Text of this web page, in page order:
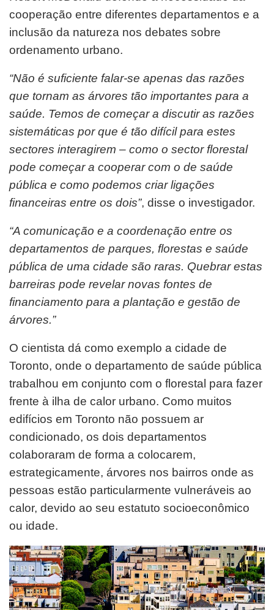
cooperação entre diferentes departamentos e a
inclusão da natureza nos debates sobre
ordenamento urbano.
“Não é suficiente falar-se apenas das razões
que tornam as árvores tão importantes para a
saúde. Temos de começar a discutir as razões
sistemáticas por que é tão difícil para estes
sectores interagirem – como o sector florestal
pode começar a cooperar com o de saúde
pública e como podemos criar ligações
financeiras entre os dois”, disse o investigador.
“A comunicação e a coordenação entre os
departamentos de parques, florestas e saúde
pública de uma cidade são raras. Quebrar estas
barreiras pode revelar novas fontes de
financiamento para a plantação e gestão de
árvores.”
O cientista dá como exemplo a cidade de
Toronto, onde o departamento de saúde pública
trabalhou em conjunto com o florestal para fazer
frente à ilha de calor urbano. Como muitos
edifícios em Toronto não possuem ar
condicionado, os dois departamentos
colaboraram de forma a colocarem,
estrategicamente, árvores nos bairros onde as
pessoas estão particularmente vulneráveis ao
calor, devido ao seu estatuto socioeconômico
ou idade.